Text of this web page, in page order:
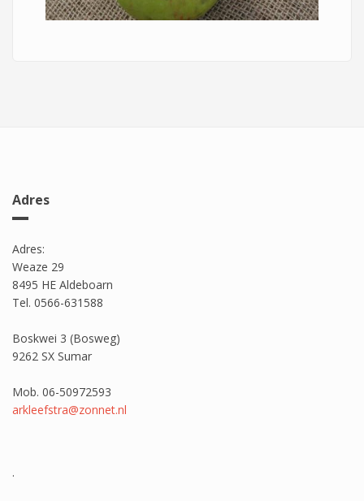
Adres
Adres:
Weaze 29
8495 HE Aldeboarn
Tel. 0566-631588
Boskwei 3 (Bosweg)
9262 SX Sumar
Mob. 06-50972593
arkleefstra@zonnet.nl
.